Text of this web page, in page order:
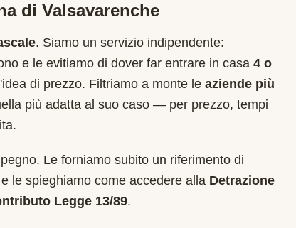
di Valsavarenche
. Siamo un servizio indipendente:
e le evitiamo di dover far entrare in casa 4 o
di prezzo. Filtriamo a monte le aziende più
più adatta al suo caso — per prezzo, tempi
Le forniamo subito un riferimento di
e le spieghiamo come accedere alla Detrazione
Legge 13/89.